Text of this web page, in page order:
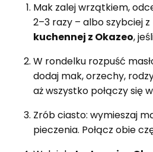
Mak zalej wrzątkiem,
2–3 razy – albo szybciej
kuchennej z Okazeo,
W rondelku rozpuść
dodaj mak, orzechy,
aż wszystko połączy się
Zrób ciasto: wymieszaj
pieczenia. Połącz obie